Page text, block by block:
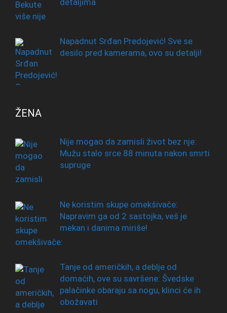
Napadnut Srđan Predojević! Sve se
desilo pred kamerama, ovo su detalji!
ŽENA
Nije mogao da zamisli život bez nje:
Mužu stalo srce 88 minuta nakon smrti
supruge
Ne koristim skupe omekšivače:
Napravim ga od 2 sastojka, veš je
mekan i danima miriše!
Tanje od američkih, a deblje od
domaćih, ove su savršene: Švedske
palačinke obaraju sa nogu, klinci će ih
obožavati